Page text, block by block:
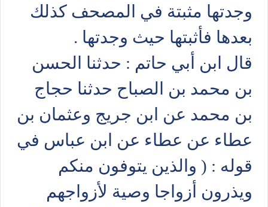
وجدتها مثبتة في المصحف كذلك
بعدها فأثبتها حيث وجدتها .
قال ابن أبي حاتم : حدثنا الحسن
بن محمد بن الصباح حدثنا حجاج
بن محمد عن ابن جريج وعثمان بن
عطاء عن عطاء عن ابن عباس في
قوله : ( والذين يتوفون منكم
ويذرون أزواجا وصية لأزواجهم